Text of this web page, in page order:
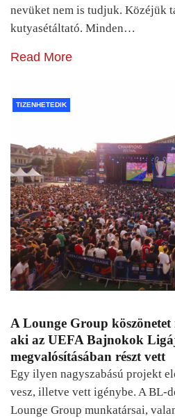
nevüket nem is tudjuk. Közéjük
kutyasétáltató. Minden…
Read More
TIZENHETEDIK
A Lounge Group
aki az UEFA Bajnokok
megvalósításában részt vett
Egy ilyen nagyszabású projekt
vesz, illetve vett igénybe. A BL-
Lounge Group munkatársai,